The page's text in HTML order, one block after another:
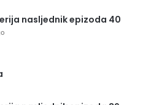
nasljednik epizoda 40